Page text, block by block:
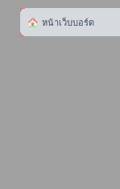
หน้าเว็บบอร์ด